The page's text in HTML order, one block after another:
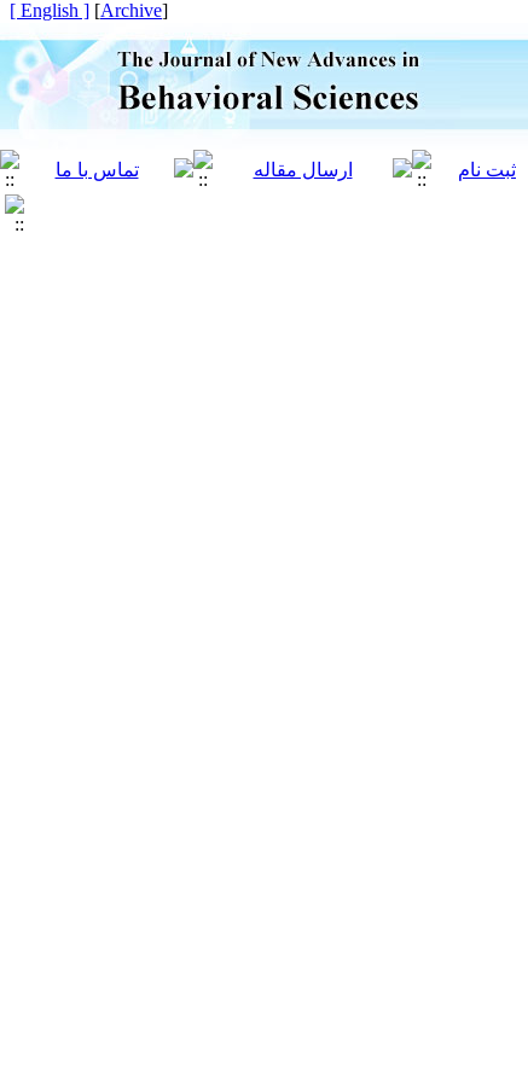
[
Archive
]
[ English ]